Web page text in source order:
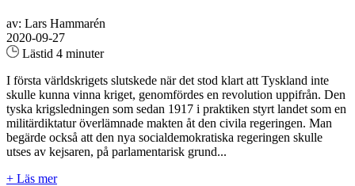
av: Lars Hammarén
2020-09-27
Lästid 4 minuter
I första världskrigets slutskede när det stod klart att Tyskland inte
skulle kunna vinna kriget, genomfördes en revolution uppifrån. Den
tyska krigsledningen som sedan 1917 i praktiken styrt landet som en
militärdiktatur överlämnade makten åt den civila regeringen. Man
begärde också att den nya socialdemokratiska regeringen skulle
utses av kejsaren, på parlamentarisk grund...
+ Läs mer